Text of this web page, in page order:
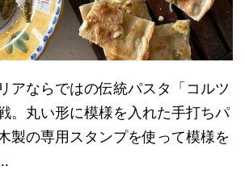
アならではの伝統パスタ「コルツ
。丸い形に模様を入れた手打ちパ
製の専用スタンプを使って模様を